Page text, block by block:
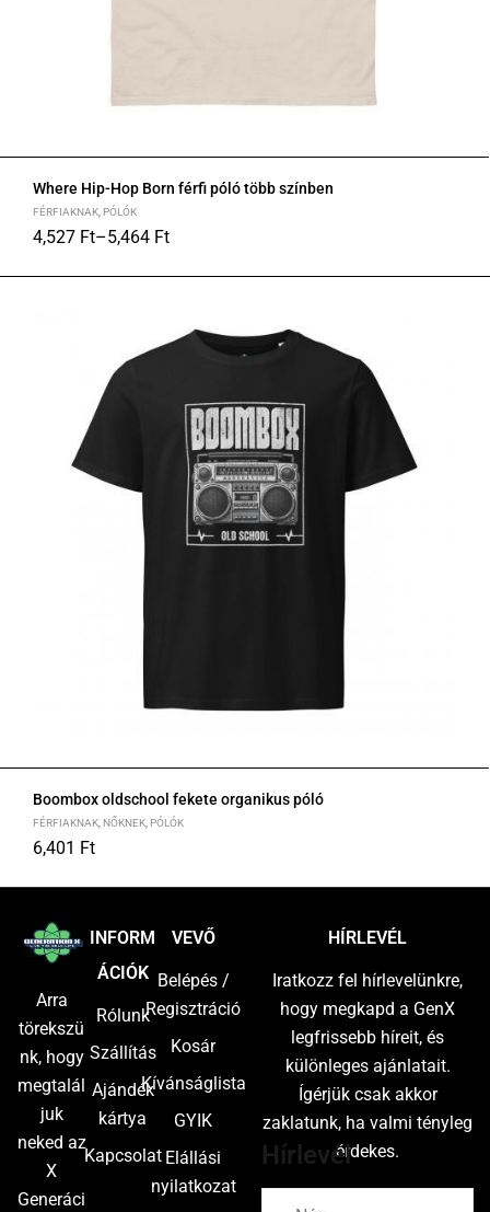
Where Hip-Hop Born férfi póló több színben
FÉRFIAKNAK, PÓLÓK
4,527 Ft–5,464 Ft
Boombox oldschool fekete organikus póló
FÉRFIAKNAK, NŐKNEK, PÓLÓK
6,401 Ft
Arra
törekszü
nk, hogy
megtalál
juk
neked az
X
Generáci
INFORM
ÁCIÓK
Rólunk
Szállítás
Ajándék
kártya
Kapcsolat
VEVŐ
Belépés /
Regisztráció
Kosár
Kívánságlista
GYIK
Elállási
nyilatkozat
HÍRLEVÉL
Iratkozz fel hírlevelünkre,
hogy megkapd a GenX
legfrissebb híreit, és
különleges ajánlatait.
Ígérjük csak akkor
zaklatunk, ha valmi tényleg
érdekes.
Hírlevél